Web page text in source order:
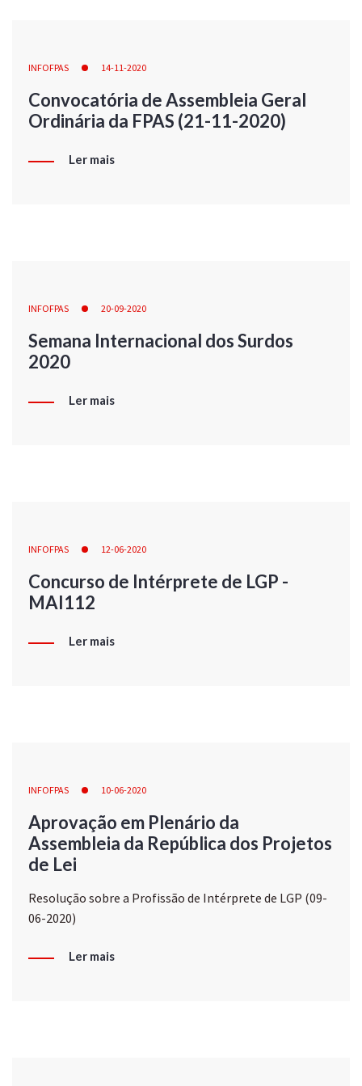
INFOFPAS 14-11-2020
Convocatória de Assembleia Geral
Ordinária da FPAS (21-11-2020)
Ler mais
INFOFPAS 20-09-2020
Semana Internacional dos Surdos
2020
Ler mais
INFOFPAS 12-06-2020
Concurso de Intérprete de LGP -
MAI112
Ler mais
INFOFPAS 10-06-2020
Aprovação em Plenário da
Assembleia da República dos Projetos
de Lei
Resolução sobre a Profissão de Intérprete de LGP (09-
06-2020)
Ler mais